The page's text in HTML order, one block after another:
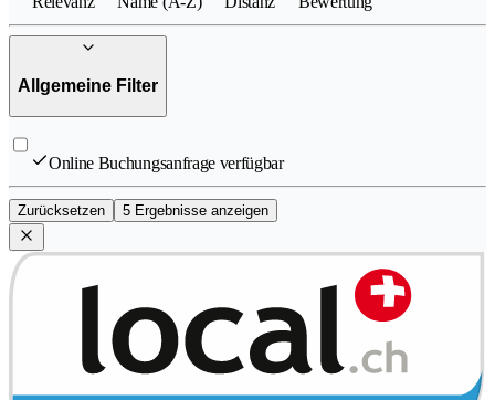
Allgemeine Filter
Online Buchungsanfrage verfügbar
Zurücksetzen 5 Ergebnisse anzeigen